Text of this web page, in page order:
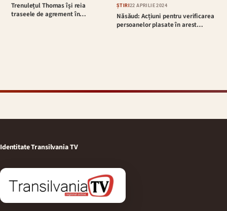
Trenulețul Thomas își reia
traseele de agrement în…
ȘTIRI22 APRILIE 2024
Năsăud: Acțiuni pentru verificarea
persoanelor plasate în arest…
Identitate Transilvania TV